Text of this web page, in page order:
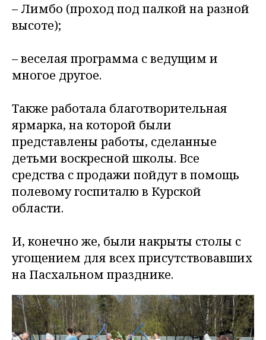
– Лимбо (проход под палкой на разной
высоте);
– веселая программа с ведущим и
многое другое.
Также работала благотворительная
ярмарка, на которой были
представлены работы, сделанные
детьми воскресной школы. Все
средства с продажи пойдут в помощь
полевому госпиталю в Курской
области.
И, конечно же, были накрыты столы с
угощением для всех присутствовавших
на Пасхальном празднике.